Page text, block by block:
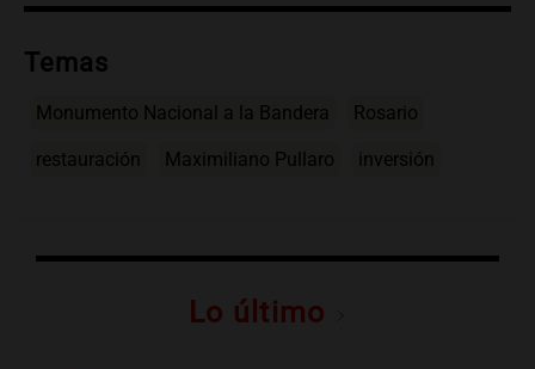
Temas
Monumento Nacional a la Bandera Rosario
restauración Maximiliano Pullaro inversión
Lo último